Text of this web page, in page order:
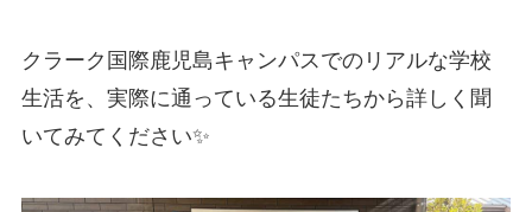
クラーク国際鹿児島キャンパスでのリアルな学校
生活を、実際に通っている生徒たちから詳しく聞
いてみてください✨